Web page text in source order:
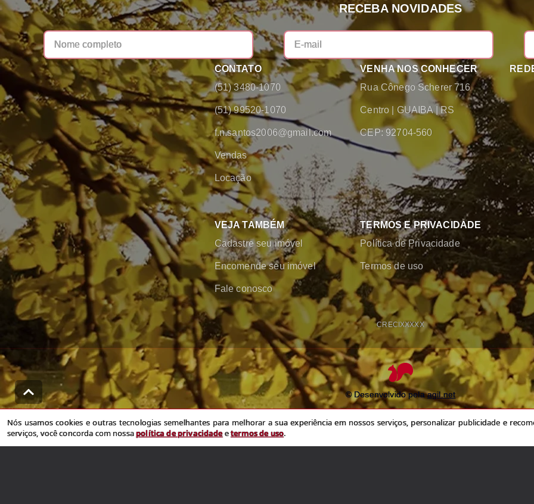
RECEBA NOVIDADES
CONTATO
(51) 3480-1070
(51) 99520-1070
f.n.santos2006@gmail.com
Vendas
Locação
VENHA NOS CONHECER
Rua Cônego Scherer 716
Centro GUAIBA |RS
CEP: 92704-560
VEJA TAMBÉM
Cadastre seu imóvel
Encomende seu imóvel
Fale conosco
TERMOS E PRIVACIDADE
Política de Privacidade
Termos de uso
CRECIXXXXX
© Desenvolvido pelaagil.net
política de privacidade etermos de uso
Nós usamos cookies e outras tecnologias semelhantes para melhorar a sua experiência em nossos serviços, personalizar publicidade e
serviços, você concorda com nossapolítica de privacidadeetermos de uso.